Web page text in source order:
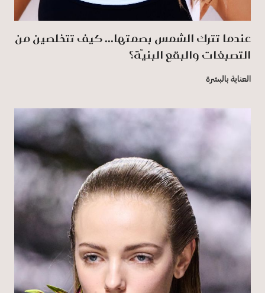
عندما تترك الشمس بصمتها... كيف تتخلصين من
التصبغات والبقع البنيّة؟
العناية بالبشرة